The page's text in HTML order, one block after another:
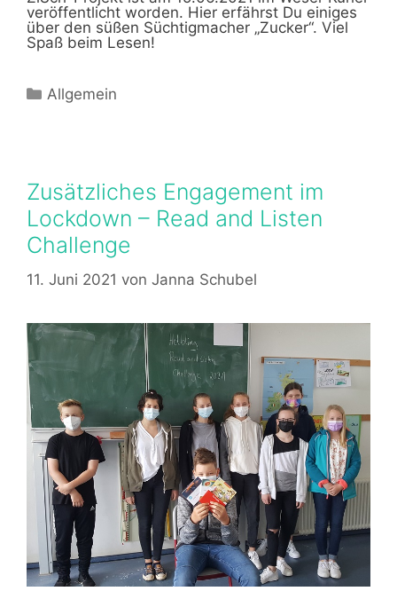
veröffentlicht worden. Hier erfährst Du einiges
über den süßen Süchtigmacher „Zucker“. Viel
Spaß beim Lesen!
Kategorien
Allgemein
Zusätzliches Engagement im
Lockdown – Read and Listen
Challenge
11. Juni 2021 von Janna Schubel